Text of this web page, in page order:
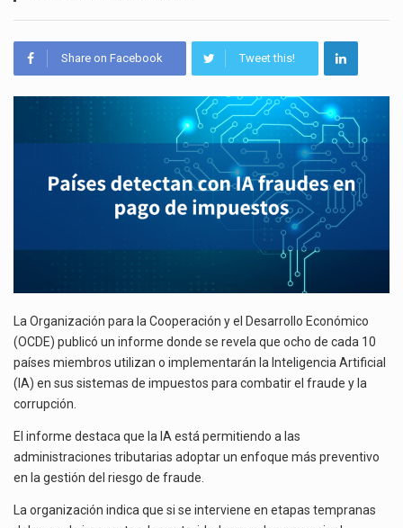
La inversión fija bruta en México registró un aumento de 1.1% interanual en mayo de…
El Departamento de Agricultura de Estados Unidos (USDA) suspendió el 5 de agosto de 2026…
IA
EN
PAGOS
DE
IMPUESTOS
Share on Facebook Tweet this!
La Organización para la Cooperación y el Desarrollo Económico
(OCDE) publicó un informe donde se revela que ocho de cada 10
países miembros utilizan o implementarán la Inteligencia Artificial
(IA) en sus sistemas de impuestos para combatir el fraude y la
corrupción.
El informe destaca que la IA está permitiendo a las
administraciones tributarias adoptar un enfoque más preventivo
en la gestión del riesgo de fraude.
La organización indica que si se interviene en etapas tempranas